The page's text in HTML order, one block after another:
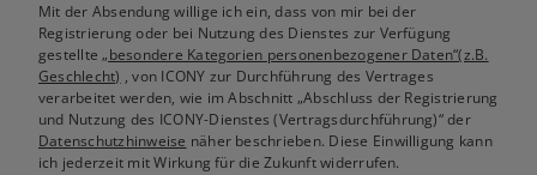
Mit der Absendung willige ich ein, dass von mir bei der
Registrierung oder bei Nutzung des Dienstes zur Verfügung
gestellte„besondere Kategorien personenbezogener Daten“(z.B.
Geschlecht) , von ICONY zur Durchführung des Vertrages
verarbeitet werden, wie im Abschnitt „Abschluss der Registrierung
und Nutzung des ICONY-Dienstes (Vertragsdurchführung)“ der
Datenschutzhinweise näher beschrieben. Diese Einwilligung kann
ich jederzeit mit Wirkung für die Zukunft widerrufen.